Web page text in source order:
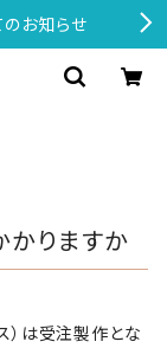
お知らせ
かりますか
は受注製作とな